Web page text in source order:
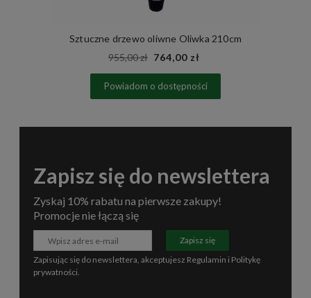
Sztuczne drzewo oliwne Oliwka 210cm
955,00 zł 764,00 zł
Powiadom o dostępności
Zapisz się do newslettera
Zyskaj 10% rabatu na pierwsze zakupy!
Promocje nie łączą się
Zapisz się
Zapisując się do newslettera, akceptujesz Regulamin i Politykę
prywatności.